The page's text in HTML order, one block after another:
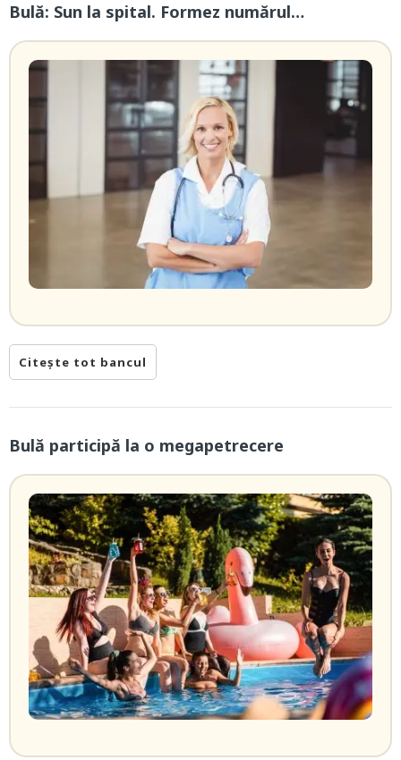
Bulă: Sun la spital. Formez numărul…
Citește tot bancul
Bulă participă la o megapetrecere